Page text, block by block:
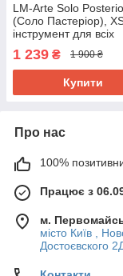
LM-Arte Solo
(Соло Пастеріор),
інструмент для всіх
маніпуляцій на
зубах, LM-Dental
1 239 ₴ 1 900 ₴
Купити
Про нас
100%
Працює з
м.
місто Київ ,
Достоєвского